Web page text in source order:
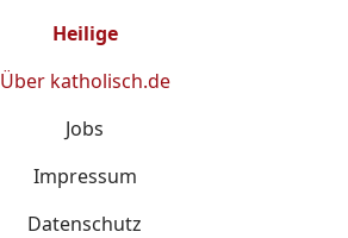
Heilige
Über katholisch.de
Jobs
Impressum
Datenschutz